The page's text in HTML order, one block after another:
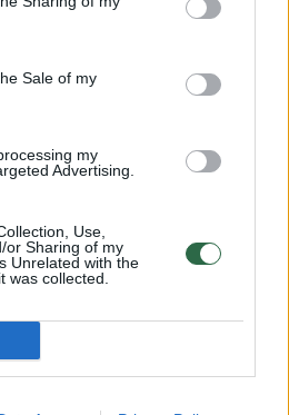
Sale of my
my
Advertising.
Use,
or Sharing of my
Unrelated with the
was collected.
Games“
Arūnas
naują
ir apmaudžių
visose situacijose
kolektyvo ir jų partnerių
jiems dėkingi.“, –